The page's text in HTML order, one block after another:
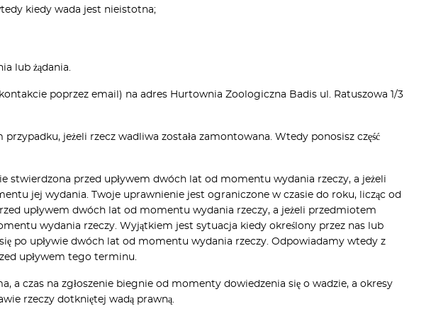
kiedy wada jest nieistotna;
lub żądania.
poprzez email) na adres Hurtownia Zoologiczna Badis ul. Ratuszowa 1/3
jeżeli rzecz wadliwa została zamontowana. Wtedy ponosisz część
stwierdzona przed upływem dwóch lat od momentu wydania rzeczy, a jeżeli
jej wydania. Twoje uprawnienie jest ograniczone w czasie do roku, licząc od
upływem dwóch lat od momentu wydania rzeczy, a jeżeli przedmiotem
wydania rzeczy. Wyjątkiem jest sytuacja kiedy określony przez nas lub
po upływie dwóch lat od momentu wydania rzeczy. Odpowiadamy wtedy z
upływem tego terminu.
a czas na zgłoszenie biegnie od momenty dowiedzenia się o wadzie, a okresy
rzeczy dotkniętej wadą prawną.